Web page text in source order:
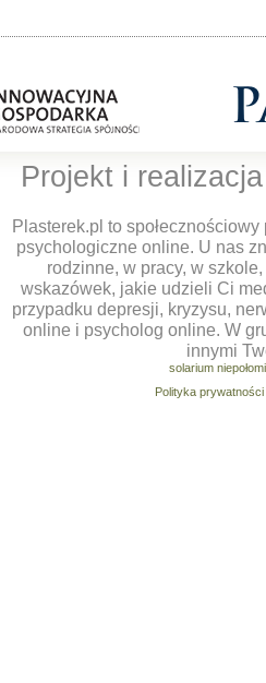
Projekt i
Plasterek.pl to
psychologiczne online. U nas
rodzinne, w pracy, w
wskazówek, jakie udzieli Ci
przypadku depresji, kryzysu,
online i psycholog online. W
innymi
solarium
Polityka prywatności